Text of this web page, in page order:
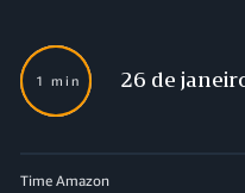
1 min 26 de
Time Amazon